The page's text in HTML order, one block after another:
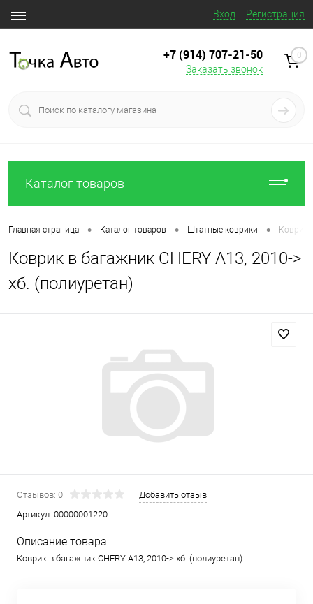
Вход Регистрация
+7 (914) 707‒21‒50
Заказать звонок
0
Каталог товаров
Главная страница • Каталог товаров • Штатные коврики • Коврик
Коврик в багажник CHERY A13, 2010->
хб. (полиуретан)
Отзывов: 0
Добавить отзыв
Артикул: 00000001220
Описание товара:
Коврик в багажник CHERY A13, 2010-> хб. (полиуретан)